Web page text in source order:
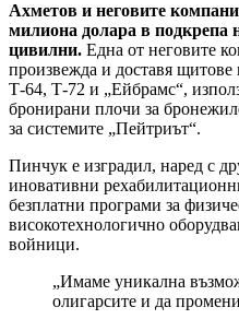
Ахметов и неговите
милиона долара в подкрепа
цивилни. Една от неговите
произвежда и доставя щитове
Т-64, Т-72 и „Ейбрамс“,
бронирани плочи за
за системите „Пейтриът“.
Пинчук е изградил, наред с
иновативни
безплатни програми за
високотехнологично
войници.
„Имаме уникална
олигарсите и да